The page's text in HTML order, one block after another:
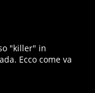
"killer" in
Ecco come va